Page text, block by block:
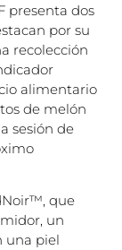
presenta dos
por su
recolección
alimentario
de melón
sesión de
que
un
una piel